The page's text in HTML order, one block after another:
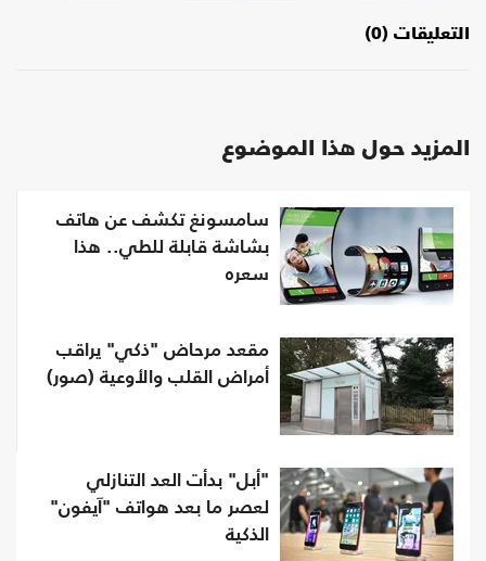
التعليقات (0)
المزيد حول هذا الموضوع
سامسونغ تكشف عن هاتف
بشاشة قابلة للطي.. هذا
سعره
مقعد مرحاض "ذكي" يراقب
أمراض القلب والأوعية (صور)
"أبل" بدأت العد التنازلي
لعصر ما بعد هواتف "آيفون"
الذكية